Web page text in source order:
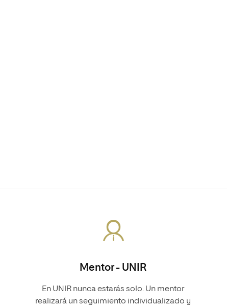
Mentor - UNIR
En UNIR nunca estarás solo. Un mentor
realizará un seguimiento individualizado y